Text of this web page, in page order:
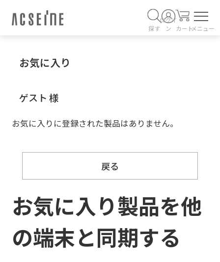
探す
ログイ
ン
カートメニュー
お気に入り
ゲスト 様
お気に入りに登録された製品はありません。
戻る
お気に入り製品を他
の端末と同期する